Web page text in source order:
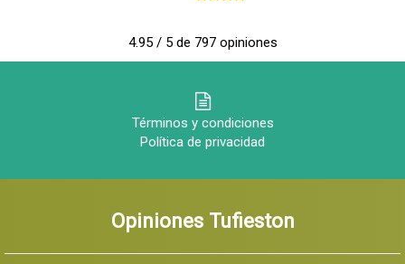
4.95 / 5 de 797 opiniones
Términos y condiciones
Política de privacidad
Opiniones Tufieston